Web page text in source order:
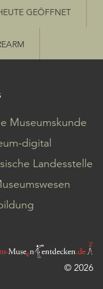
GEÖFFNET
Museumskunde
digital
Landesstelle
© 2026